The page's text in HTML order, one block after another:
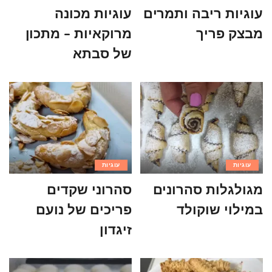
עוגיות ריבה ותמרים
מבצק פריך
עוגיות מכונה
מרוקאיות – מתכון
של סבתא
עוגיות
מגולגלות סהרונים
במילוי שוקולד
עוגיות
סהרוני שקדים
פריכים של נועם
זיגדון